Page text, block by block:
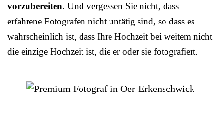
vorzubereiten. Und vergessen Sie nicht, dass
erfahrene Fotografen nicht untätig sind, so dass es
wahrscheinlich ist, dass Ihre Hochzeit bei weitem nicht
die einzige Hochzeit ist, die er oder sie fotografiert.